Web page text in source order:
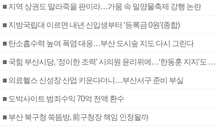
■ 지역 상권도 말라죽을 판이라…가뭄 속 밀양물축제 강행 논란
■ 지방국립대 이르면 내년 신입생부터 ‘등록금 0원’(종합)
■ 탄소흡수력 높여 폭염 대응…부산 도시숲 지도 다시 그린다
■ 국힘 부산시당, ‘정이한 조력’ 시의원 윤리위에…‘한동훈 지지’도 신고접수
■ 의료헬스 신성장 산업 키운다더니…부산서구 준비 부실
■ 도박사이트 범죄수익 70억 전액 환수
■ 부산 북구청 쑥뜸방, 前구청장 책임 인정될까